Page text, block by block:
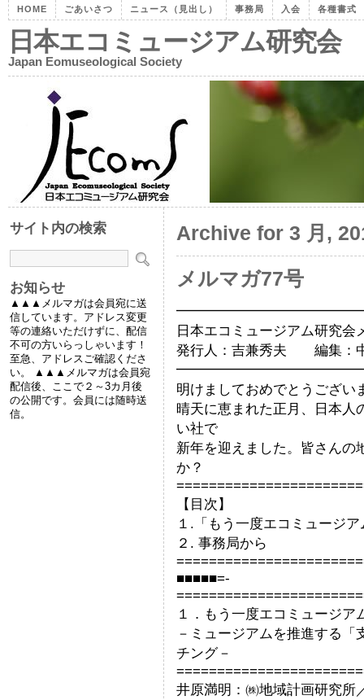
HOME ごあいさつ ニュース（見出し） 事務局 入会 各種書式
日本エコミュージアム研究会
Japan Eomuseological Society
Archive for 3 月,
メルマガ77号
日本エコミュージアム研究
発行人：吉兼秀夫 編集：
明けましておめでとうござい
晴天に恵まれた正月、日本人
い社で
新年を迎えました。皆さんの
か？
【目次】
１.「もう一度エコミュージ
２. 事務局から
■■■■■=-
１．もう一度エコミュージア
－ミュージアムを推進する
チング－
井原満明：㈱地域計画研究所
サイト内の検索
お知らせ
▲▲▲メルマガは会員宛に送
信しています。アドレス変更
等の連絡いただけずに、配信
不可の方いらっしゃいます！
至急、アドレスご確認くださ
い。 ▲▲▲メルマガは会員宛
配信後、ここで２～3カ月後
の公開です。会員には随時送
信。